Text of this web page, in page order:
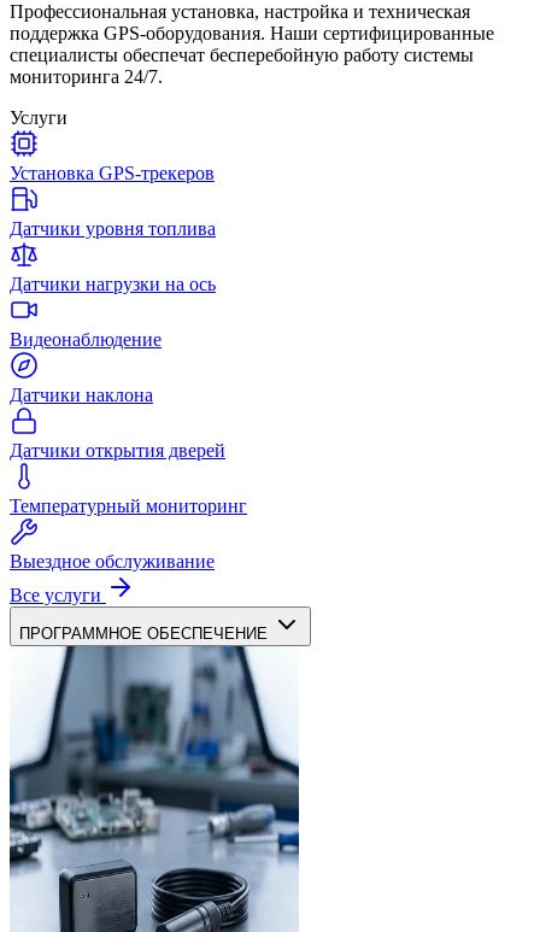
Профессиональная установка, настройка и техническая
поддержка GPS-оборудования. Наши сертифицированные
специалисты обеспечат бесперебойную работу системы
мониторинга 24/7.
Услуги
Установка GPS-трекеров
Датчики уровня топлива
Датчики нагрузки на ось
Видеонаблюдение
Датчики наклона
Датчики открытия дверей
Температурный мониторинг
Выездное обслуживание
Все услуги
ПРОГРАММНОЕ ОБЕСПЕЧЕНИЕ